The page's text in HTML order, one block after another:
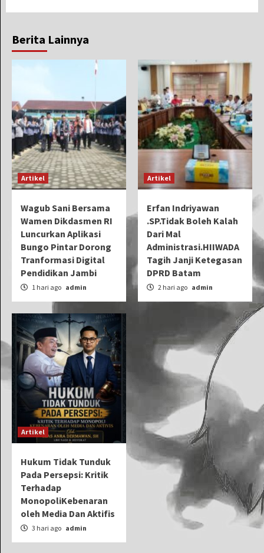
Berita Lainnya
Artikel
Wagub Sani Bersama
Wamen Dikdasmen RI
Luncurkan Aplikasi
Bungo Pintar Dorong
Tranformasi Digital
Pendidikan Jambi
1 hari ago admin
Artikel
Erfan Indriyawan
.SP.Tidak Boleh Kalah
Dari Mal
Administrasi.HIIWADA
Tagih Janji Ketegasan
DPRD Batam
2 hari ago admin
Artikel
Hukum Tidak Tunduk
Pada Persepsi: Kritik
Terhadap
MonopoliKebenaran
oleh Media Dan Aktifis
3 hari ago admin